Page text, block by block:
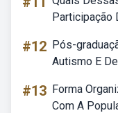
Participação
#12 Pós-
Autismo E
#13 Forma
Com A